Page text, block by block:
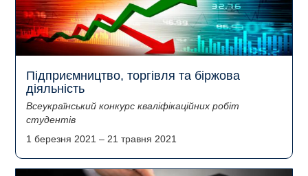
Підприємництво, торгівля та біржова
діяльність
Всеукраїнський конкурс кваліфікаційних робіт
студентів
1 березня 2021 – 21 травня 2021